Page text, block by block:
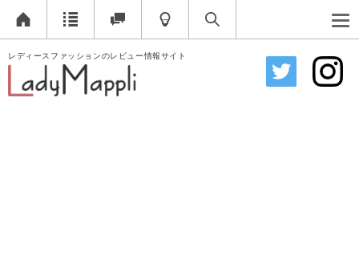
レディースファッションのレビュー情報サイト